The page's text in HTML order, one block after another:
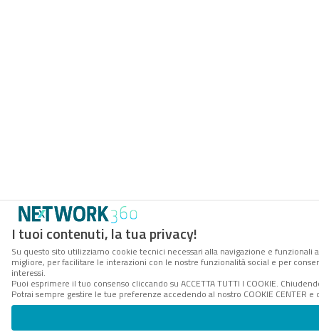
I tuoi contenuti, la tua privacy!
Su questo sito utilizziamo cookie tecnici necessari alla navigazione e
migliore, per facilitare le interazioni con le nostre funzionalità social e per
interessi.
Puoi esprimere il tuo consenso cliccando su ACCETTA TUTTI I COOKIE.
Potrai sempre gestire le tue preferenze accedendo al nostro COOKIE